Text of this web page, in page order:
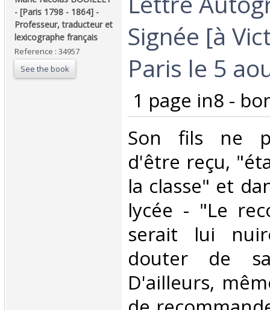
- [Paris 1798 - 1864] -
Professeur, traducteur et
lexicographe français‎
Reference : 34957
See the book
Signée [à
Paris le 5
1 page in8 -
‎Son fils ne
d'être reçu,
la classe" et
lycée - "Le
serait lui
douter de
D'ailleurs,